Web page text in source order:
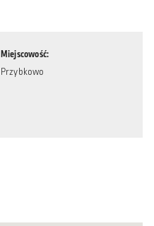
Miejscowość
Przybkowo